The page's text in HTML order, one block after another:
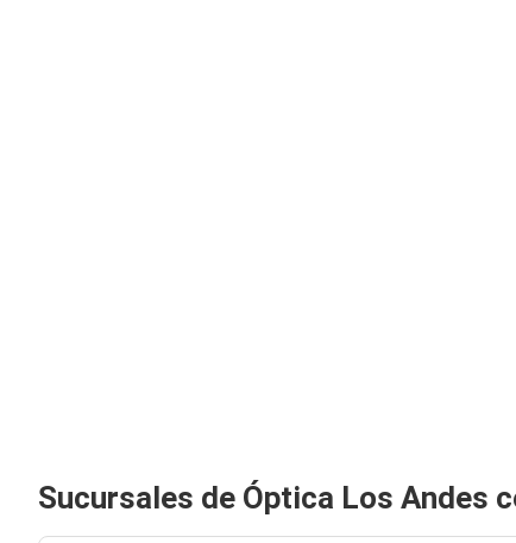
Sucursales de Óptica Los Andes